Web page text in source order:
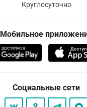
Круглосуточно
Мобильное
Социальные сети